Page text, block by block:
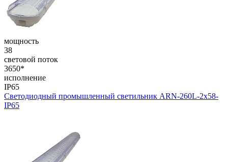
мощность
38
световой поток
3650*
исполнение
IP65
Светодиодный промышленный светильник ARN-260L-2x58-
IP65